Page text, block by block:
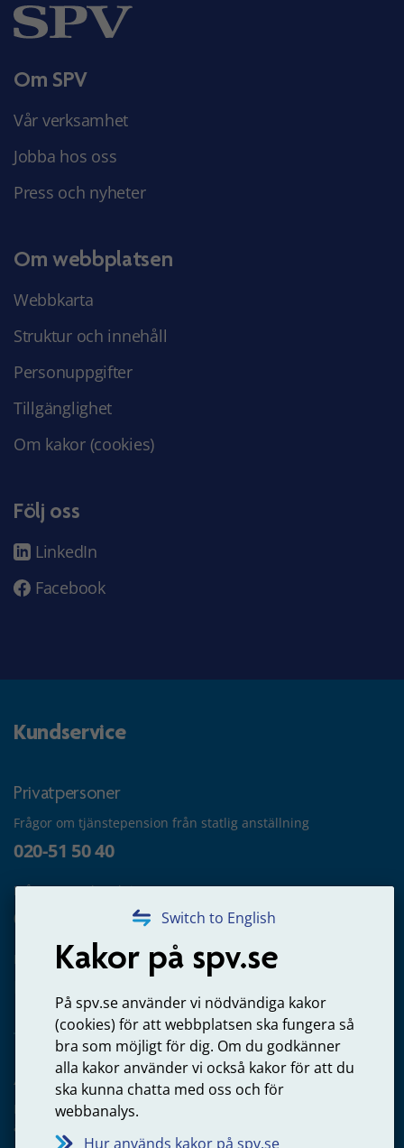
Switch to English
Kakor på spv.se
På spv.se använder vi nödvändiga kakor
(cookies) för att webbplatsen ska fungera så
bra som möjligt för dig. Om du godkänner
alla kakor använder vi också kakor för att du
ska kunna chatta med oss och för
webbanalys.
Hur används kakor på spv.se
Om SPV
Vår verksamhet
Jobba hos oss
Press och nyheter
Om webbplatsen
Webbkarta
Struktur och innehåll
Personuppgifter
Tillgänglighet
Om kakor (cookies)
Följ oss
LinkedIn
Facebook
Kundservice
Privatpersoner
Frågor om tjänstepension från statlig anställning
020-51 50 40
Frågor om utbetalning
020-65 00 65
Kontakta oss
Arbetsgivare
Frågor om administration av tjänstepension från statlig
anställning